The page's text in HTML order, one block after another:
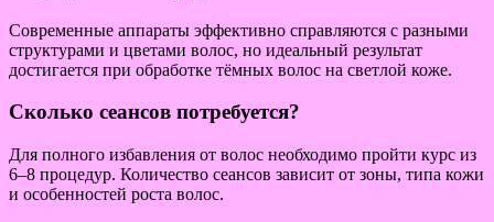
Современные аппараты эффективно справляются с разными
структурами и цветами волос, но идеальный результат
достигается при обработке тёмных волос на светлой коже.
Сколько сеансов потребуется?
Для полного избавления от волос необходимо пройти курс из
6–8 процедур. Количество сеансов зависит от зоны, типа кожи
и особенностей роста волос.